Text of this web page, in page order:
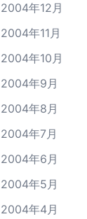
2004年12月
2004年11月
2004年10月
2004年9月
2004年8月
2004年7月
2004年6月
2004年5月
2004年4月